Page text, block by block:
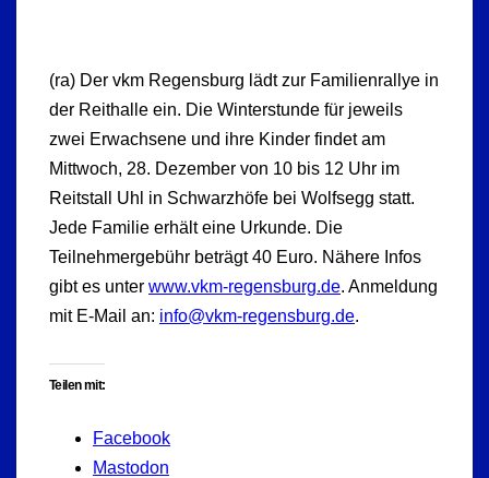
(ra) Der vkm Regensburg lädt zur Familienrallye in
der Reithalle ein. Die Winterstunde für jeweils
zwei Erwachsene und ihre Kinder findet am
Mittwoch, 28. Dezember von 10 bis 12 Uhr im
Reitstall Uhl in Schwarzhöfe bei Wolfsegg statt.
Jede Familie erhält eine Urkunde. Die
Teilnehmergebühr beträgt 40 Euro. Nähere Infos
gibt es unter www.vkm-regensburg.de. Anmeldung
mit E-Mail an: info@vkm-regensburg.de.
Teilen mit:
Facebook
Mastodon